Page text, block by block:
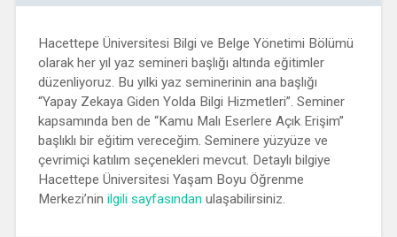
Hacettepe Üniversitesi Bilgi ve Belge Yönetimi Bölümü
olarak her yıl yaz semineri başlığı altında eğitimler
düzenliyoruz. Bu yılki yaz seminerinin ana başlığı
“Yapay Zekaya Giden Yolda Bilgi Hizmetleri”. Seminer
kapsamında ben de “Kamu Malı Eserlere Açık Erişim”
başlıklı bir eğitim vereceğim. Seminere yüzyüze ve
çevrimiçi katılım seçenekleri mevcut. Detaylı bilgiye
Hacettepe Üniversitesi Yaşam Boyu Öğrenme
Merkezi’nin ilgili sayfasından ulaşabilirsiniz.